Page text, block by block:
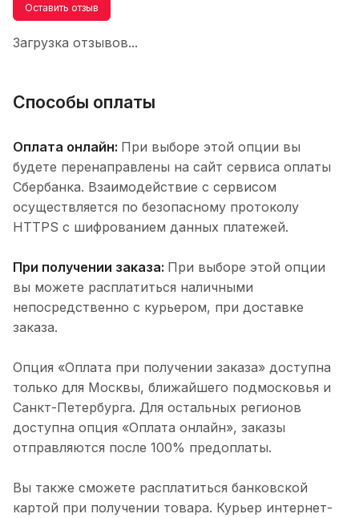
Оставить отзыв
Загрузка отзывов...
Способы оплаты
Оплата онлайн: При выборе этой опции вы
будете перенаправлены на сайт сервиса оплаты
Сбербанка. Взаимодействие с сервисом
осуществляется по безопасному протоколу
HTTPS с шифрованием данных платежей.
При получении заказа: При выборе этой опции
вы можете расплатиться наличными
непосредственно с курьером, при доставке
заказа.
Опция «Оплата при получении заказа» доступна
только для Москвы, ближайшего подмосковья и
Санкт-Петербурга. Для остальных регионов
доступна опция «Оплата онлайн», заказы
отправляются после 100% предоплаты.
Вы также сможете расплатиться банковской
картой при получении товара. Курьер интернет-